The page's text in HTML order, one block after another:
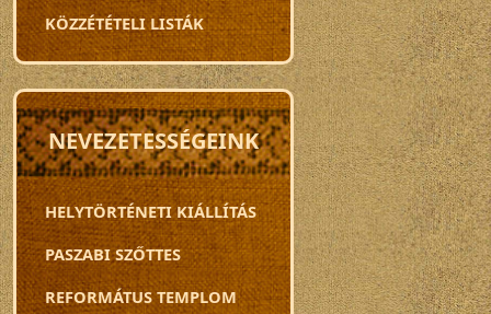
KÖZZÉTÉTELI LISTÁK
NEVEZETESSÉGEINK
HELYTÖRTÉNETI KIÁLLÍTÁS
PASZABI SZŐTTES
REFORMÁTUS TEMPLOM